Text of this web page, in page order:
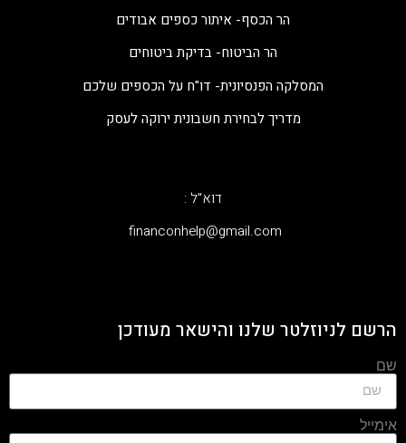
הר הכסף- איתור כספים אבודים
הר הביטוח- בדיקת ביטוחים
המסלקה הפנסיונית- דו"ח על הכספים שלכם
מדריך לבחירת חשבונית ירוקה לעסק
דוא"ל :
‫financonhelp@gmail.com‬
הרשם לניוזלטר שלנו והישאר מעודכן
שם
אימייל